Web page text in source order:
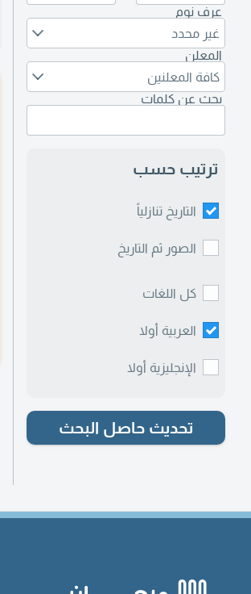
عرف نوم
غير محدد
المعلن
كافة المعلنين
بحث عن كلمات
ترتيب حسب
التاريخ تنازلياً
الصور ثم التاريخ
كل اللغات
العربية أولا
الإنجليزية أولا
تحديث حاصل البحث